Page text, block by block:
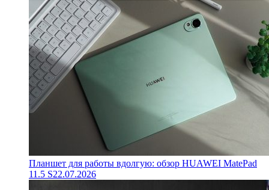
Планшет для работы вдолгую: обзор HUAWEI MatePad
11.5 S22.07.2026